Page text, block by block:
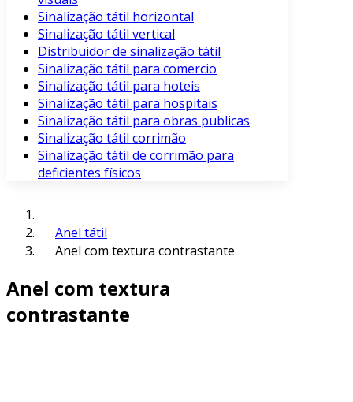
Sinalização tátil horizontal
Sinalização tátil vertical
Distribuidor de sinalização tátil
Sinalização tátil para comercio
Sinalização tátil para hoteis
Sinalização tátil para hospitais
Sinalização tátil para obras publicas
Sinalização tátil corrimão
Sinalização tátil de corrimão para
deficientes físicos
Anel tátil
Anel com textura contrastante
Anel com textura
contrastante